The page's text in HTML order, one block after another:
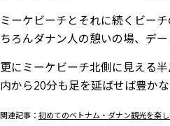
アンバンビーチ
来遠橋
ミーソン遺跡
フエ王宮
ミーケビーチとそれに続くビー
ちろんダナン人の憩いの場、デ
更にミーケビーチ北側に見える
内から20分も足を延ばせば豊か
関連記事： 初めてのベトナム・ダナン観光を楽